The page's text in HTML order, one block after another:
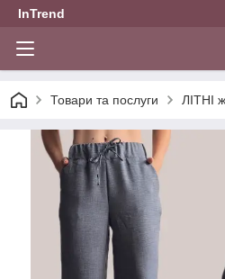
InTrend
Товари та послуги ЛІТНІ